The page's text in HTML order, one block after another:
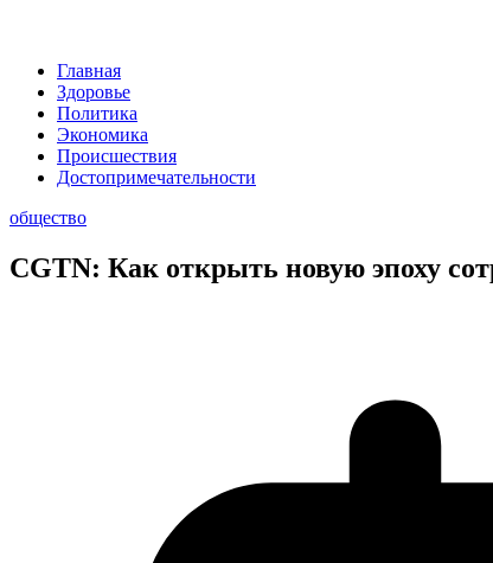
Главная
Здоровье
Политика
Экономика
Происшествия
Достопримечательности
общество
CGTN: Как открыть новую эпоху